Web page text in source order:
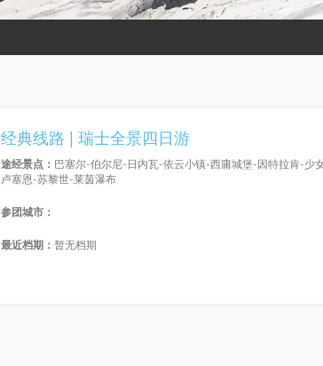
经典线路 | 瑞士全景四日游
途经景点： 巴塞尔-伯尔尼-日内瓦-依云小镇-西庸城堡-因特拉肯-少
卢塞恩-苏黎世-莱茵瀑布
参团城市：
最近档期： 暂无档期